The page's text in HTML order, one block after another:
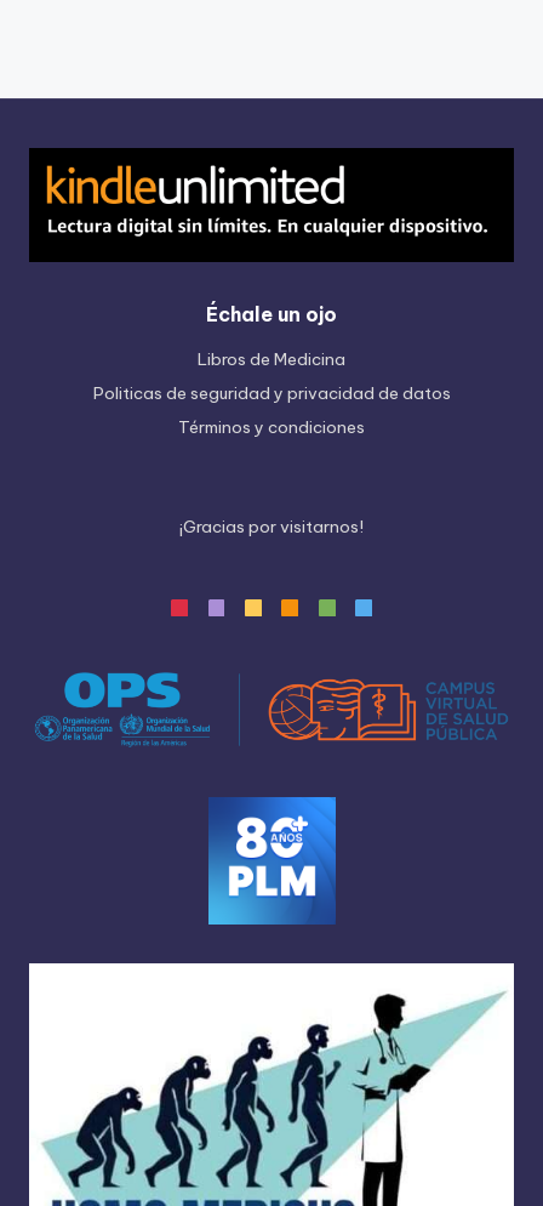
Échale un ojo
Libros de Medicina
Politicas de seguridad y privacidad de datos
Términos y condiciones
¡Gracias porvisitarnos!